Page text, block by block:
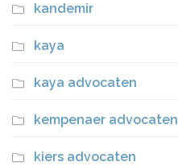
kandemir
kaya
kaya advocaten
kempenaer advocaten
kiers advocaten